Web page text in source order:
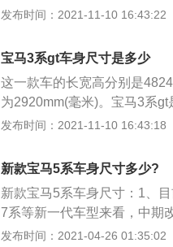
PS，最大扭矩为850N·m，
据。轴距越长的汽车车内空
b。宝马6系gt的2.0升涡轮增
这款发动机的最大功率转速
发动机从1550转每分钟时就
钟。这款发动机搭载了缸内
机匹配的是8at变速箱。这款
独立悬架。双叉臂悬架可以
这样可以提高车轮的抓地力
也会提高。
发布时间：2021-11-10 16:43:22
宝马3系gt车身尺寸是多少
这一款车的长宽高分别是
为2920mm(毫米)。宝马3系
打造的。宝马3系gt是一款五
涡轮增压发动机，另外一款
增压发动机具有135kw的最
0转开始输出最大扭矩，而且
转速为5000转每分钟。与这
压发动机最大功率是185kw，
发布时间：2021-11-10 16:43:18
新款宝马5系车身尺寸多少?
新款宝马5系车身尺寸：1、
7系等新一代车型来看，中期
会针对双肾进气格栅、大灯
发布时间：2021-04-26 01:35:02